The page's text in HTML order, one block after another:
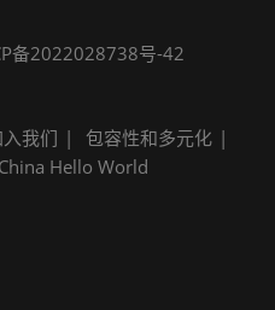
备2022028738号-42
入我们
包容性和多元化
Hello World